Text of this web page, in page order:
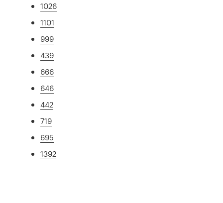
1026
1101
999
439
666
646
442
719
695
1392